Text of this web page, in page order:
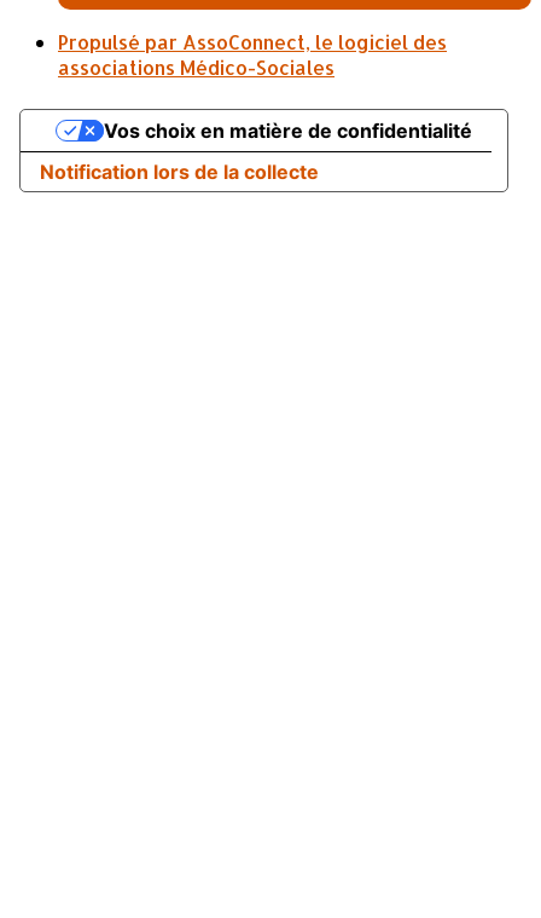
Propulsé par AssoConnect, le logiciel des
associations Médico-Sociales
Notification lors de la collecte
Vos choix en matière de confidentialité